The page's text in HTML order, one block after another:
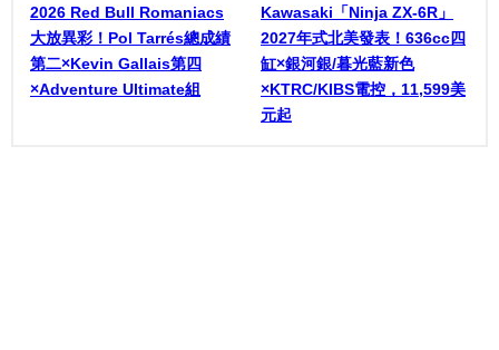
2026 Red Bull Romaniacs
大放異彩！Pol Tarrés總成績
第二×Kevin Gallais第四
×Adventure Ultimate組
Kawasaki「Ninja ZX-6R」
2027年式北美發表！636cc四
缸×銀河銀/暮光藍新色
×KTRC/KIBS電控，11,599美
元起